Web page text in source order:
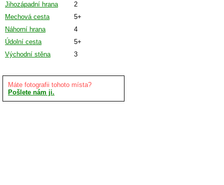
Jihozápadní hrana
2
Mechová cesta
5+
Náhorní hrana
4
Údolní cesta
5+
Východní stěna
3
Máte fotografii tohoto místa?
Pošlete nám ji.